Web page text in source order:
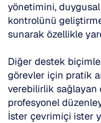
yönetimini,
kontrolünü
sunarak özellikle
Diğer destek
görevler için pratik
verebilirlik sağlayan
profesyonel
İster çevrimiçi ister